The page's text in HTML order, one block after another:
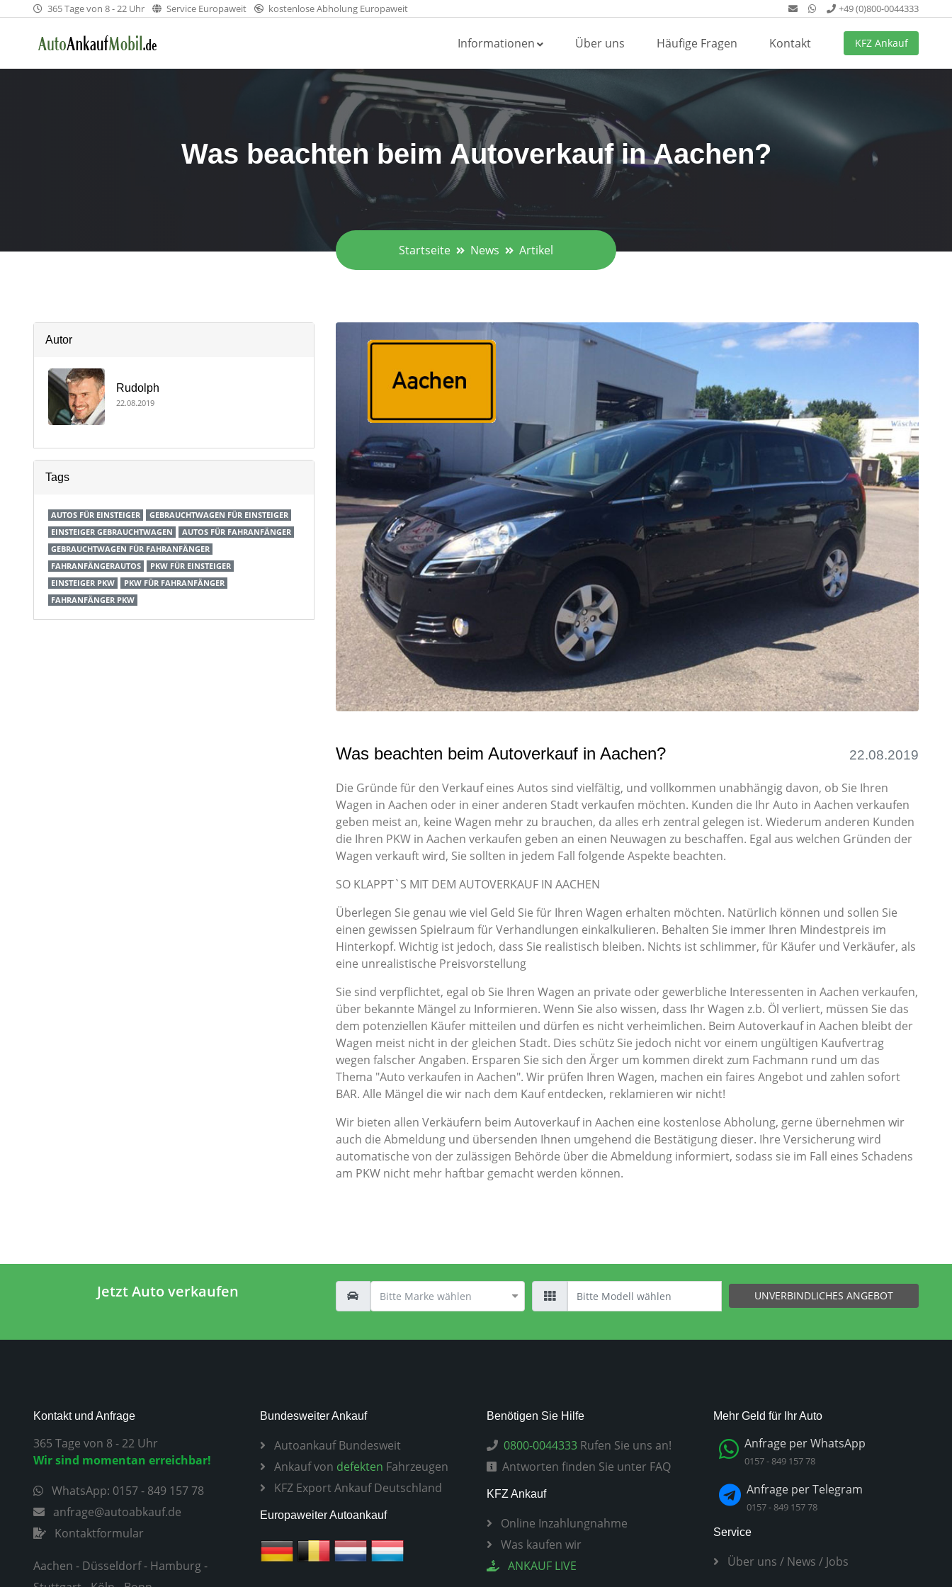
365 Tage von 8 - 22 Uhr Service Europaweit kostenlose Abholung Europaweit +49 (0)800-0044333
Informationen Über uns Häufige Fragen Kontakt KFZ Ankauf
Was beachten beim Autoverkauf in Aachen?
Startseite News Artikel
Autor
Rudolph
22.08.2019
Tags
AUTOS FÜR EINSTEIGER
GEBRAUCHTWAGEN FÜR EINSTEIGER
EINSTEIGER GEBRAUCHTWAGEN
AUTOS FÜR FAHRANFÄNGER
GEBRAUCHTWAGEN FÜR FAHRANFÄNGER
FAHRANFÄNGERAUTOS
PKW FÜR EINSTEIGER
EINSTEIGER PKW
PKW FÜR FAHRANFÄNGER
FAHRANFÄNGER PKW
Was beachten beim Autoverkauf in Aachen? 22.08.2019
Die Gründe für den Verkauf eines Autos sind vielfältig, und vollkommen unabhängig davon, ob Sie Ihren
Wagen in Aachen oder in einer anderen Stadt verkaufen möchten. Kunden die Ihr Auto in Aachen verkaufen
geben meist an, keine Wagen mehr zu brauchen, da alles erh zentral gelegen ist. Wiederum anderen Kunden
die Ihren PKW in Aachen verkaufen geben an einen Neuwagen zu beschaffen. Egal aus welchen Gründen der
Wagen verkauft wird, Sie sollten in jedem Fall folgende Aspekte beachten.
SO KLAPPT`S MIT DEM AUTOVERKAUF IN AACHEN
Überlegen Sie genau wie viel Geld Sie für Ihren Wagen erhalten möchten. Natürlich können und sollen Sie
einen gewissen Spielraum für Verhandlungen einkalkulieren. Behalten Sie immer Ihren Mindestpreis im
Hinterkopf. Wichtig ist jedoch, dass Sie realistisch bleiben. Nichts ist schlimmer, für Käufer und Verkäufer, als
eine unrealistische Preisvorstellung
Sie sind verpflichtet, egal ob Sie Ihren Wagen an private oder gewerbliche Interessenten in Aachen verkaufen,
über bekannte Mängel zu Informieren. Wenn Sie also wissen, dass Ihr Wagen z.b. Öl verliert, müssen Sie das
dem potenziellen Käufer mitteilen und dürfen es nicht verheimlichen. Beim Autoverkauf in Aachen bleibt der
Wagen meist nicht in der gleichen Stadt. Dies schütz Sie jedoch nicht vor einem ungültigen Kaufvertrag
wegen falscher Angaben. Ersparen Sie sich den Ärger um kommen direkt zum Fachmann rund um das
Thema "Auto verkaufen in Aachen". Wir prüfen Ihren Wagen, machen ein faires Angebot und zahlen sofort
BAR. Alle Mängel die wir nach dem Kauf entdecken, reklamieren wir nicht!
Wir bieten allen Verkäufern beim Autoverkauf in Aachen eine kostenlose Abholung, gerne übernehmen wir
auch die Abmeldung und übersenden Ihnen umgehend die Bestätigung dieser. Ihre Versicherung wird
automatische von der zulässigen Behörde über die Abmeldung informiert, sodass sie im Fall eines Schadens
am PKW nicht mehr haftbar gemacht werden können.
Jetzt Auto verkaufen UNVERBINDLICHES ANGEBOT
Kontakt und Anfrage
365 Tage von 8 - 22 Uhr
Wir sind momentan erreichbar!
WhatsApp: 0157 - 849 157 78
anfrage@autoabkauf.de
Kontaktformular
Aachen - Düsseldorf- Hamburg-
Bundesweiter Ankauf
Autoankauf Bundesweit
Ankauf von defekten Fahrzeugen
KFZ Export Ankauf Deutschland
Europaweiter Autoankauf
Benötigen Sie Hilfe
0800-0044333 Rufen Sie uns an!
Antworten finden Sie unter FAQ
KFZ Ankauf
Online Inzahlungnahme
Was kaufen wir
ANKAUF LIVE
Mehr Geld für Ihr Auto
Anfrage per WhatsApp
0157 - 849 157 78
Anfrage per Telegram
0157 - 849 157 78
Service
Über uns / News / Jobs